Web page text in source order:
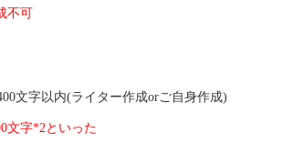
不可
文字以内(ライター作成orご自身作成)
文字*2といった